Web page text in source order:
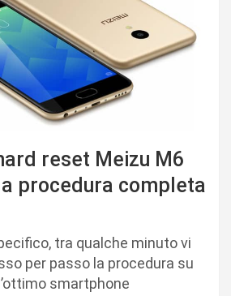
reset Meizu M6
procedura completa
tra qualche minuto vi
per passo la procedura su
smartphone